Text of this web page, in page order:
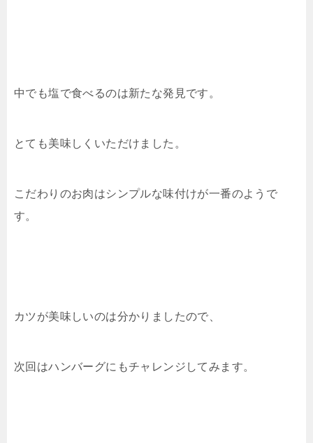
中でも塩で食べるのは新たな発見です。
とても美味しくいただけました。
こだわりのお肉はシンプルな味付けが一番のようで
す。
カツが美味しいのは分かりましたので、
次回はハンバーグにもチャレンジしてみます。